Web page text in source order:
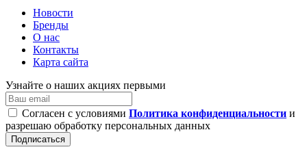
Новости
Бренды
О нас
Контакты
Карта сайта
Узнайте о наших акциях первыми
Согласен с условиями Политика конфиденциальности и
разрешаю обработку персональных данных
Подписаться